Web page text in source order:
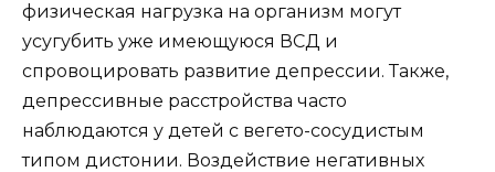
физическая нагрузка на организм могут
усугубить уже имеющуюся ВСД и
спровоцировать развитие депрессии. Также,
депрессивные расстройства часто
наблюдаются у детей с вегето-сосудистым
типом дистонии. Воздействие негативных